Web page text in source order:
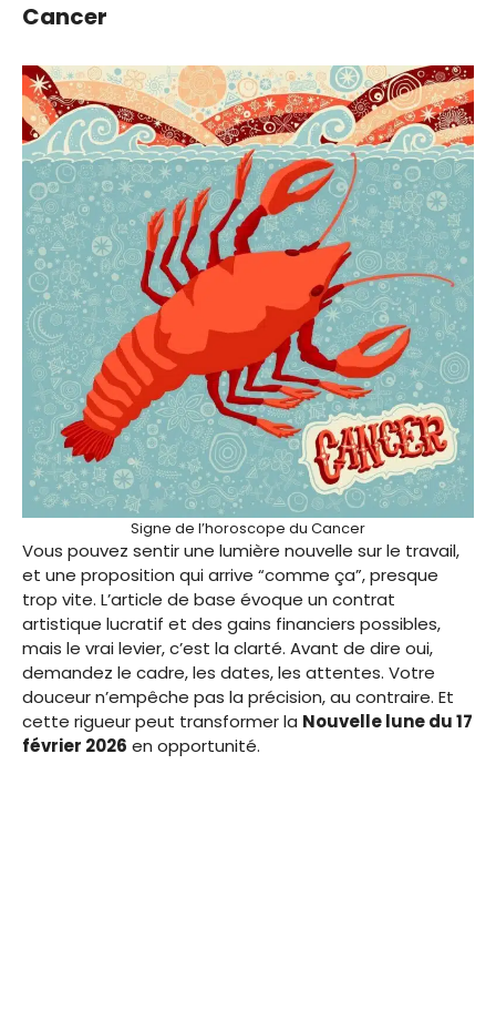
Cancer
Signe de l’horoscope du Cancer
Vous pouvez sentir une lumière nouvelle sur le travail,
et une proposition qui arrive “comme ça”, presque
trop vite. L’article de base évoque un contrat
artistique lucratif et des gains financiers possibles,
mais le vrai levier, c’est la clarté. Avant de dire oui,
demandez le cadre, les dates, les attentes. Votre
douceur n’empêche pas la précision, au contraire. Et
cette rigueur peut transformer la Nouvelle lune du 17
février 2026 en opportunité.